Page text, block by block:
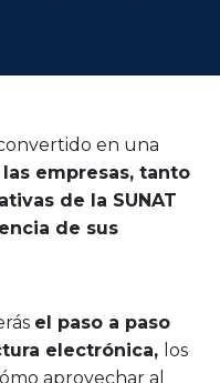
en una
empresas, tanto
de la SUNAT
de sus
el paso a paso
electrónica, los
aprovechar al